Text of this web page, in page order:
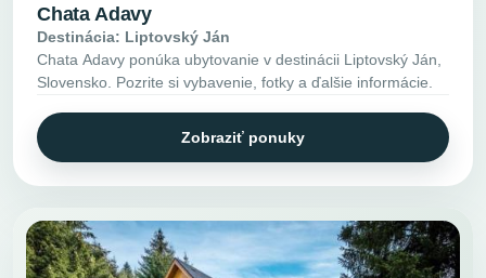
Chata Adavy
Destinácia: Liptovský Ján
Chata Adavy ponúka ubytovanie v destinácii Liptovský Ján,
Slovensko. Pozrite si vybavenie, fotky a ďalšie informácie.
Zobraziť ponuky